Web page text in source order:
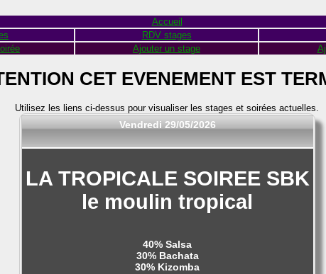
Accueil
RDV stages
Ajouter un stage
CET EVENEMENT EST
Utilisez les liens ci-dessus pour visualiser les stages et soirées actuelles.
Vendredi 29/05/2026
LA TROPICALE SOIREE SBK
le moulin tropical
40% Salsa
30% Bachata
30% Kizomba